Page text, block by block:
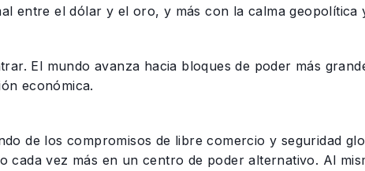
entre el dólar y el oro, y más con la calma geopolítica
El mundo avanza hacia bloques de poder más
económica.
de los compromisos de libre comercio y seguridad
cada vez más en un centro de poder alternativo. Al